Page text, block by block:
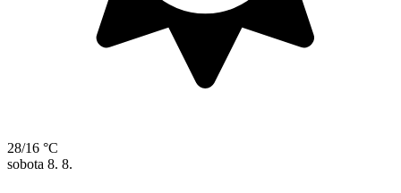
28/16 °C
sobota 8. 8.